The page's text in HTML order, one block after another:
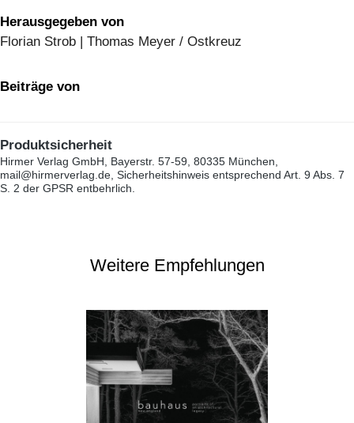
Herausgegeben von
Florian Strob | Thomas Meyer / Ostkreuz
Beiträge von
Produktsicherheit
Hirmer Verlag GmbH, Bayerstr. 57-59, 80335 München,
mail@hirmerverlag.de, Sicherheitshinweis entsprechend Art. 9 Abs. 7
S. 2 der GPSR entbehrlich.
Weitere Empfehlungen